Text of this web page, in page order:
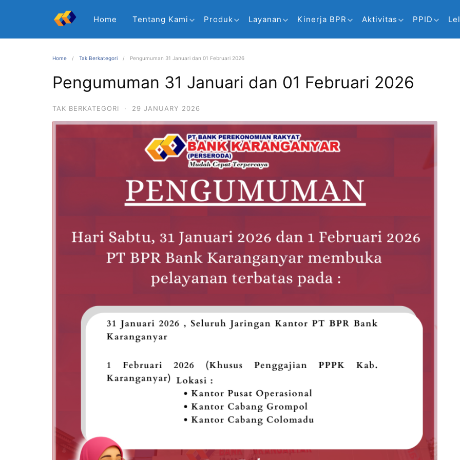
Home Tentang Kami Produk Layanan Kinerja BPR Aktivitas PPID
Home Tak Berkategori Pengumuman 31 Januari dan 01 Februari 2026
Pengumuman 31 Januari dan 01 Februari 2026
TAK BERKATEGORI · 29 JANUARY 2026